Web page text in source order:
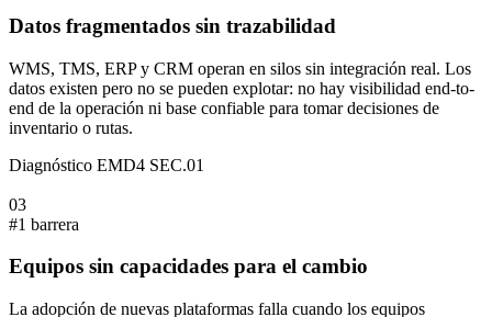
Datos fragmentados sin trazabilidad
WMS, TMS, ERP y CRM operan en silos sin integración real. Los
datos existen pero no se pueden explotar: no hay visibilidad end-to-
end de la operación ni base confiable para tomar decisiones de
inventario o rutas.
Diagnóstico EMD4 SEC.01
03
#1 barrera
Equipos sin capacidades para el cambio
La adopción de nuevas plataformas falla cuando los equipos